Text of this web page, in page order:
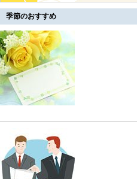
季節のおすすめ